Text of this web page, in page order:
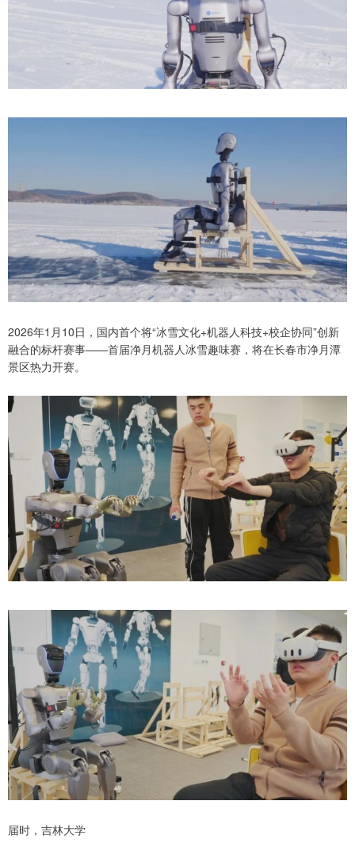
2026年1月10日，国内首个将“冰雪文化+机器人科技+校企协同”创新
融合的标杆赛事——首届净月机器人冰雪趣味赛，将在长春市净月潭
景区热力开赛。
届时，吉林大学